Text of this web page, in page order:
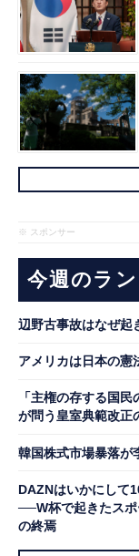
※ スポンサー
今週のラ
辺野古事故はなぜ起
アメリカは日本の憲
「主権の存する国
が問う皇室典範改正
韓国株式市場暴落が
DAZNはいかにして
──W杯で起きたスポ
の終焉